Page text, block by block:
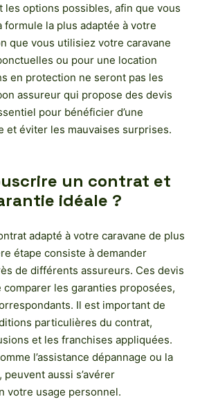
les options possibles, afin que vous
la plus adaptée à votre
que vous utilisiez votre caravane
ou pour une location
en protection ne seront pas les
assureur qui propose des devis
pour bénéficier d’une
et éviter les mauvaises surprises.
un contrat et
idéale ?
adapté à votre caravane de plus
étape consiste à demander
de différents assureurs. Ces devis
les garanties proposées,
Il est important de
particulières du contrat,
et les franchises appliquées.
l’assistance dépannage ou la
aussi s’avérer
votre usage personnel.